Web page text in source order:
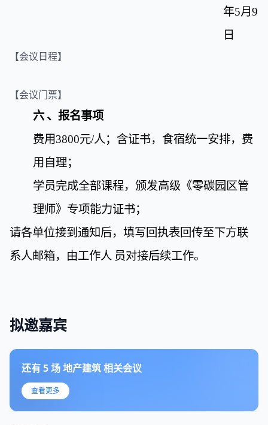
年5月9
日
【会议日程】
【会议门票】
六 、报名事项
费用3800元/人；含证书，食宿统一安排，费
用自理；
学员完成全部课程，颁发高级《零碳园区管
理师》专项能力证书；
请各单位接到通知后，填写回执表回传至下方联
系人邮箱，由工作人 员对接后续工作。
拟邀嘉宾
还有5场地产建筑相关会议
查看更多